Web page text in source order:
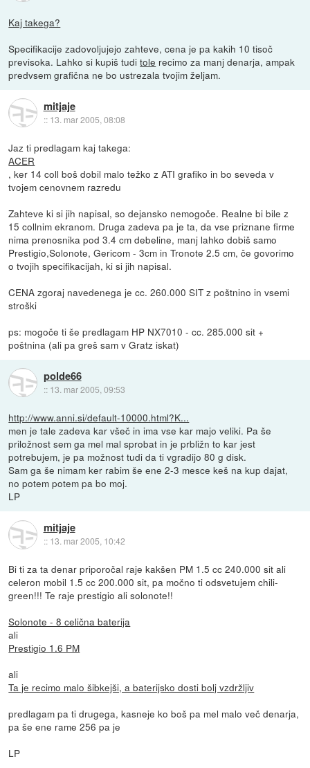
Kaj takega?
Specifikacije zadovoljujejo zahteve, cena je pa kakih 10 tisoč
previsoka. Lahko si kupiš tuditole recimo za manj denarja, ampak
predvsem grafična ne bo ustrezala tvojim željam.
mitjaje
:: 13. mar 2005, 08:08
Jaz ti predlagam kaj takega:
ACER
, ker 14 coll boš dobil malo težko z ATI grafiko in bo seveda v
tvojem cenovnem razredu
Zahteve ki si jih napisal, so dejansko nemogoče. Realne bi bile z
15 collnim ekranom. Druga zadeva pa je ta, da vse priznane firme
nima prenosnika pod 3.4 cm debeline, manj lahko dobiš samo
Prestigio,Solonote, Gericom - 3cm in Tronote 2.5 cm, če govorimo
o tvojih specifikacijah, ki si jih napisal.
CENA zgoraj navedenega je cc. 260.000 SIT z poštnino in vsemi
stroški
ps: mogoče ti še predlagam HP NX7010 - cc. 285.000 sit +
poštnina (ali pa greš sam v Gratz iskat)
polde66
:: 13. mar 2005, 09:53
http://www.anni.si/default-10000.html?K...
men je tale zadeva kar všeč in ima vse kar majo veliki. Pa še
priložnost sem ga mel mal sprobat in je prbližn to kar jest
potrebujem, je pa možnost tudi da ti vgradijo 80 g disk.
Sam ga še nimam ker rabim še ene 2-3 mesce keš na kup dajat,
no potem potem pa bo moj.
LP
mitjaje
:: 13. mar 2005, 10:42
Bi ti za ta denar priporočal raje kakšen PM 1.5 cc 240.000 sit ali
celeron mobil 1.5 cc 200.000 sit, pa močno ti odsvetujem chili-
green!!! Te raje prestigio ali solonote!!
Solonote - 8 celična baterija
ali
Prestigio 1.6 PM
ali
Ta je recimo malo šibkejši, a baterijsko dosti bolj vzdržljiv
predlagam pa ti drugega, kasneje ko boš pa mel malo več denarja,
pa še ene rame 256 pa je
LP